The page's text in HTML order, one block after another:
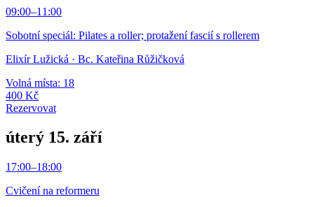
09:00–11:00
Sobotní speciál: Pilates a roller; protažení fascií s rollerem
Elixír Lužická · Bc. Kateřina Růžičková
Volná místa: 18
400 Kč
Rezervovat
úterý 15. září
17:00–18:00
Cvičení na reformeru